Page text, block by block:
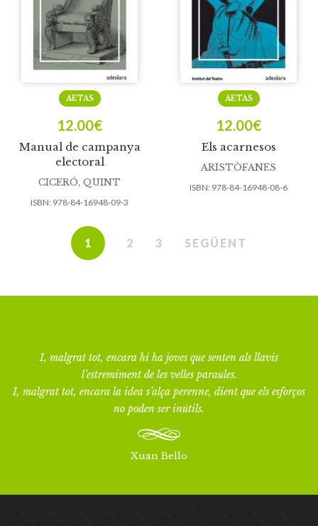
Manual de campanya
electoral
AETAS
12.00€
CICERÓ, QUINT
ISBN: 978-84-16948-09-3
Els acarnesos
AETAS
12.00€
ARISTÒFANES
ISBN: 978-84-16948-08-6
1 2 3 SEGÜENT
I, malgrat tot, encara hi ha joves que senten als llavis
l’estremiment de les velles paraules.
I, malgrat tot, encara la idea s’alça perenne, dient que els esforços
no poden ser inútils.
Xuan Bello